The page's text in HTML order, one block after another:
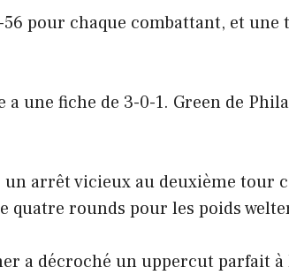
56 pour chaque combattant, et
a une fiche de 3-0-1. Green de
arrêt vicieux au deuxième tour
quatre rounds pour les poids
a décroché un uppercut parfait à